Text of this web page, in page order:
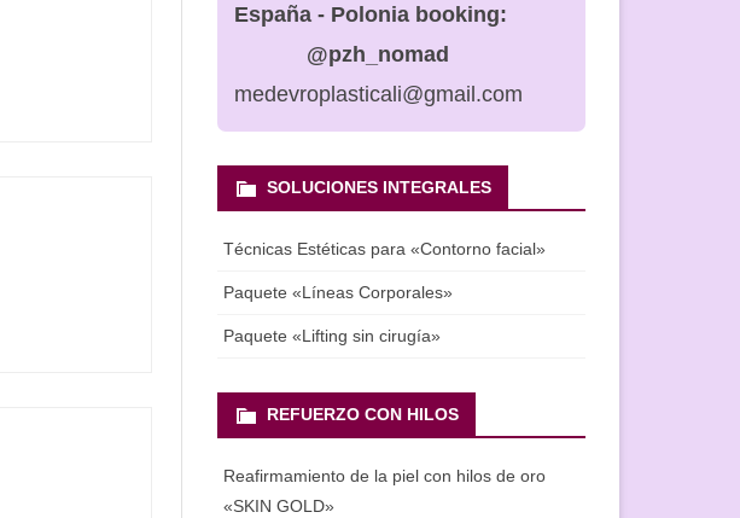
España - Polonia booking:
@pzh_nomad
medevroplasticali@gmail.com
SOLUCIONES INTEGRALES
Técnicas Estéticas para «Contorno facial»
Paquete «Líneas Corporales»
Paquete «Lifting sin cirugía»
REFUERZO CON HILOS
Reafirmamiento de la piel con hilos de oro
«SKIN GOLD»